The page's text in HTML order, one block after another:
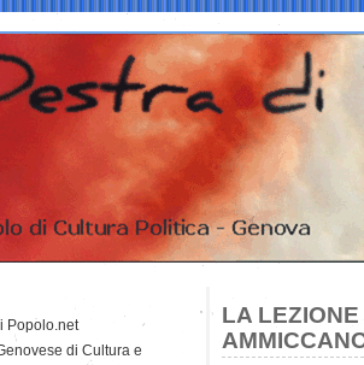
LA
Popolo.net
di Cultura e